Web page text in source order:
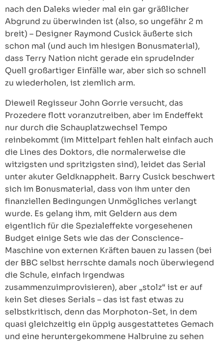
nach den Daleks wieder mal ein gar gräßlicher
Abgrund zu überwinden ist (also, so ungefähr 2 m
breit) – Designer Raymond Cusick äußerte sich
schon mal (und auch im hiesigen Bonusmaterial),
dass Terry Nation nicht gerade ein sprudelnder
Quell großartiger Einfälle war, aber sich so schnell
zu wiederholen, ist ziemlich arm.
Dieweil Regisseur John Gorrie versucht, das
Prozedere flott voranzutreiben, aber im Endeffekt
nur durch die Schauplatzwechsel Tempo
reinbekommt (im Mittelpart fehlen halt einfach auch
die Lines des Doktors, die normalerweise die
witzigsten und spritzigsten sind), leidet das Serial
unter akuter Geldknappheit. Barry Cusick beschwert
sich im Bonusmaterial, dass von ihm unter den
finanziellen Bedingungen Unmögliches verlangt
wurde. Es gelang ihm, mit Geldern aus dem
eigentlich für die Spezialeffekte vorgesehenen
Budget einige Sets wie das der Conscience-
Maschine von externen Kräften bauen zu lassen (bei
der BBC selbst herrschte damals noch überwiegend
die Schule, einfach irgendwas
zusammenzuimprovisieren), aber „stolz“ ist er auf
kein Set dieses Serials – das ist fast etwas zu
selbstkritisch, denn das Morphoton-Set, in dem
quasi gleichzeitig ein üppig ausgestattetes Gemach
und eine heruntergekommene Halbruine zu sehen